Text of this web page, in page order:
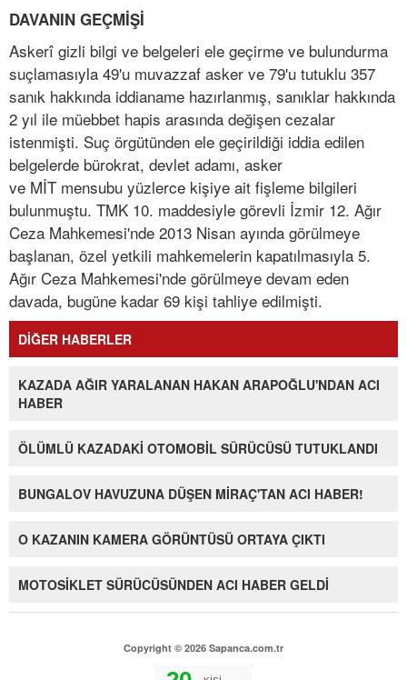
DAVANIN GEÇMİŞİ
Askerî gizli bilgi ve belgeleri ele geçirme ve bulundurma
suçlamasıyla 49'u muvazzaf asker ve 79'u tutuklu 357
sanık hakkında iddianame hazırlanmış, sanıklar hakkında
2 yıl ile müebbet hapis arasında değişen cezalar
istenmişti. Suç örgütünden ele geçirildiği iddia edilen
belgelerde bürokrat, devlet adamı, asker
ve MİT mensubu yüzlerce kişiye ait fişleme bilgileri
bulunmuştu. TMK 10. maddesiyle görevli İzmir 12. Ağır
Ceza Mahkemesi'nde 2013 Nisan ayında görülmeye
başlanan, özel yetkili mahkemelerin kapatılmasıyla 5.
Ağır Ceza Mahkemesi'nde görülmeye devam eden
davada, bugüne kadar 69 kişi tahliye edilmişti.
DİĞER HABERLER
KAZADA AĞIR YARALANAN HAKAN ARAPOĞLU'NDAN ACI
HABER
ÖLÜMLÜ KAZADAKİ OTOMOBİL SÜRÜCÜSÜ TUTUKLANDI
BUNGALOV HAVUZUNA DÜŞEN MİRAÇ'TAN ACI HABER!
O KAZANIN KAMERA GÖRÜNTÜSÜ ORTAYA ÇIKTI
MOTOSİKLET SÜRÜCÜSÜNDEN ACI HABER GELDİ
Copyright © 2026 Sapanca.com.tr